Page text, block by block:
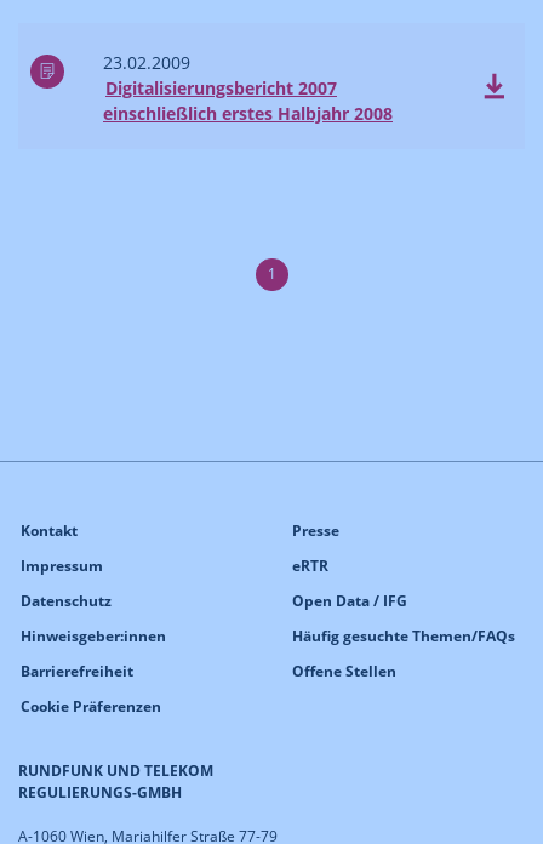
23.02.2009
Digitalisierungsbericht 2007
einschließlich erstes Halbjahr 2008
1
RUNDFUNK UND TELEKOM
REGULIERUNGS-GMBH
A-1060 Wien, Mariahilfer Straße 77-79
Kontakt
Impressum
Datenschutz
Hinweisgeber:innen
Barrierefreiheit
Cookie Präferenzen
Presse
eRTR
Open Data / IFG
Häufig gesuchte Themen/FAQs
Offene Stellen